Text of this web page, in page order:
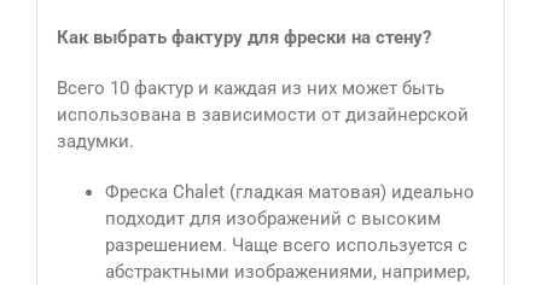
Как выбрать фактуру для фрески на стену?
Всего 10 фактур и каждая из них может быть
использована в зависимости от дизайнерской
задумки.
Фреска Сhalet (гладкая матовая) идеально
подходит для изображений с высоким
разрешением. Чаще всего используется с
абстрактными изображениями, например,